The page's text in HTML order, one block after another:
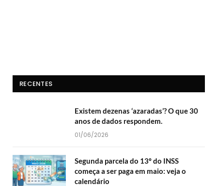
RECENTES
Existem dezenas ‘azaradas’? O que 30
anos de dados respondem.
01/06/2026
Segunda parcela do 13º do INSS
começa a ser paga em maio: veja o
calendário